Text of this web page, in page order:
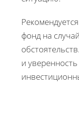
фонд на
и